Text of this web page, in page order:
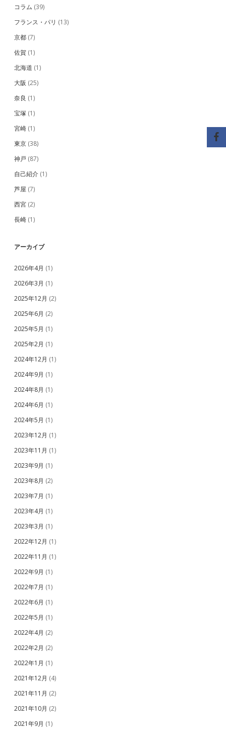
コラム (39)
フランス・パリ (13)
京都 (7)
佐賀 (1)
北海道 (1)
大阪 (25)
奈良 (1)
宝塚 (1)
宮崎 (1)
東京 (38)
神戸 (87)
自己紹介 (1)
芦屋 (7)
西宮 (2)
長崎 (1)
アーカイブ
2026年4月 (1)
2026年3月 (1)
2025年12月 (2)
2025年6月 (2)
2025年5月 (1)
2025年2月 (1)
2024年12月 (1)
2024年9月 (1)
2024年8月 (1)
2024年6月 (1)
2024年5月 (1)
2023年12月 (1)
2023年11月 (1)
2023年9月 (1)
2023年8月 (2)
2023年7月 (1)
2023年4月 (1)
2023年3月 (1)
2022年12月 (1)
2022年11月 (1)
2022年9月 (1)
2022年7月 (1)
2022年6月 (1)
2022年5月 (1)
2022年4月 (2)
2022年2月 (2)
2022年1月 (1)
2021年12月 (4)
2021年11月 (2)
2021年10月 (2)
2021年9月 (1)